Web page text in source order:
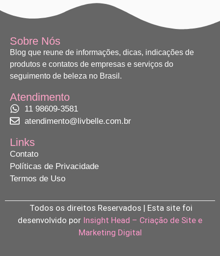
Sobre Nós
Blog que reune de informações, dicas, indicações de
produtos e contatos de empresas e serviços do
seguimento de beleza no Brasil.
Atendimento
11 98609-3581
atendimento@livbelle.com.br
Links
Contato
Políticas de Privacidade
Termos de Uso
Todos os direitos Reservados | Esta site foi
desenvolvido por Insight Head – Criação de Site e
Marketing Digital